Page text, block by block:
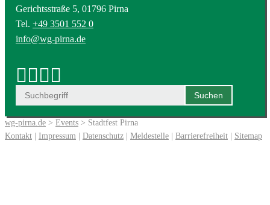
Gerichtsstraße 5, 01796 Pirna
Tel. +49 3501 552 0
info@wg-pirna.de
wg-pirna.de > Events > Stadtfest Pirna
Kontakt
Impressum Datenschutz Meldestelle Barrierefreiheit Sitemap